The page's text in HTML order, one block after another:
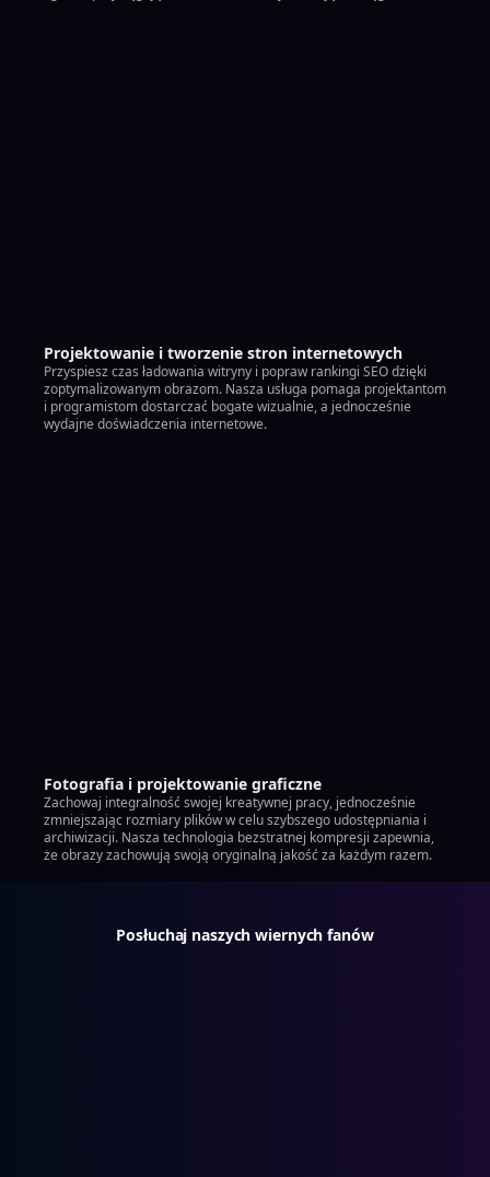
Projektowanie i tworzenie stron internetowych
Przyspiesz czas ładowania witryny i popraw rankingi SEO dzięki
zoptymalizowanym obrazom. Nasza usługa pomaga projektantom
i programistom dostarczać bogate wizualnie, a jednocześnie
wydajne doświadczenia internetowe.
Fotografia i projektowanie graficzne
Zachowaj integralność swojej kreatywnej pracy, jednocześnie
zmniejszając rozmiary plików w celu szybszego udostępniania i
archiwizacji. Nasza technologia bezstratnej kompresji zapewnia,
że obrazy zachowują swoją oryginalną jakość za każdym razem.
Posłuchaj naszych wiernych fanów